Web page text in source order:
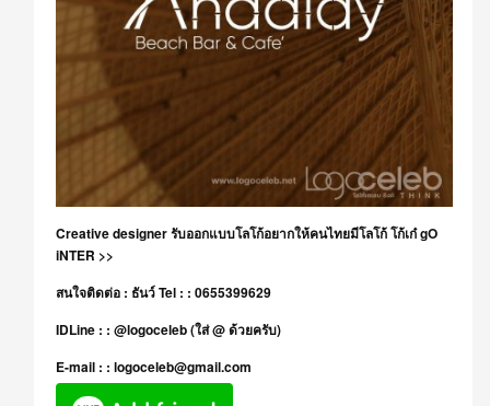
Creative designer รับออกแบบโลโก้อยากให้คนไทยมีโลโก้ โก้เก๋ gO
iNTER >>
สนใจติดต่อ : ธันว์ Tel : : 0655399629
IDLine : : @logoceleb (ใส่ @ ด้วยครับ)
E-mail : : logoceleb@gmail.com